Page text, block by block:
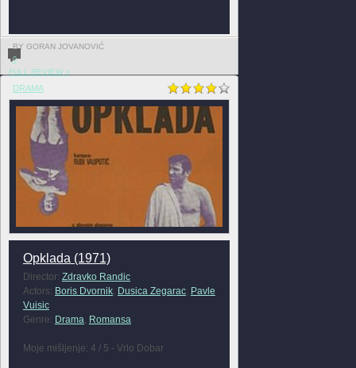
BY GORAN JOVANOVIĆ
0
FULL REVIEW »
DRAMA
Opklada (1971)
Director: Zdravko Randic
Actors: Boris Dvornik, Dusica Zegarac, Pavle
Vuisic
Genre: Drama, Romansa
Moje mišljenje: 4 / 5 - Vrlo Dobar